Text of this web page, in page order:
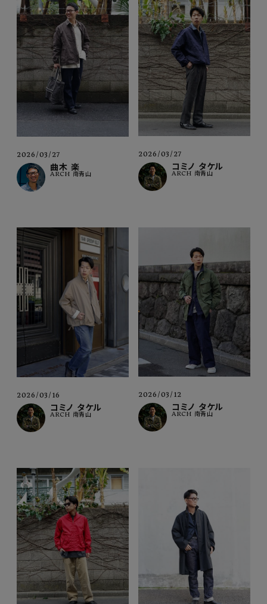
2026/03/27
曲木 楽
ARCH 南青山
2026/03/27
コミノ タケル
ARCH 南青山
2026/03/16
コミノ タケル
ARCH 南青山
2026/03/12
コミノ タケル
ARCH 南青山